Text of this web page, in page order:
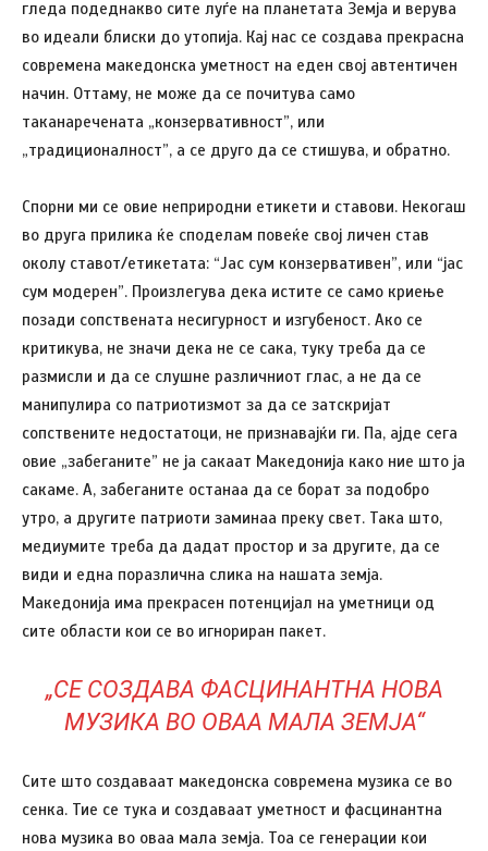
гледа подеднакво сите луѓе на планетата Земја и верува
во идеали блиски до утопија. Кај нас се создава прекрасна
современа македонска уметност на еден свој автентичен
начин. Оттаму, не може да се почитува само
таканаречената „конзервативност”, или
„традиционалност”, а се друго да се стишува, и обратно.
Спорни ми се овие неприродни етикети и ставови. Некогаш
во друга прилика ќе споделам повеќе свој личен став
околу ставот/етикетата: “Јас сум конзервативен”, или “јас
сум модерен”. Произлегува дека истите се само криење
позади сопствената несигурност и изгубеност. Aко се
критикува, не значи дека не се сака, туку треба да се
размисли и да се слушне различниот глас, а не да се
манипулира со патриотизмот за да се затскријат
сопствените недостатоци, не признавајќи ги. Па, ајде сега
овие „забеганите” не ја сакаат Македонија како ние што ја
сакаме. А, забеганите останаа да се борат за подобро
утро, а другите патриоти заминаа преку свет. Така што,
медиумите треба да дадат простор и за другите, да се
види и една поразлична слика на нашата земја.
Македонија има прекрасен потенцијал на уметници од
сите области кои се во игнориран пакет.
„СЕ СОЗДАВА ФАСЦИНАНТНА НОВА
МУЗИКА ВО ОВАА МАЛА ЗЕМЈА“
Сите што создаваат македонска современа музика се во
сенка. Тие се тука и создаваат уметност и фасцинантна
нова музика во оваа мала земја. Тоа се генерации кои